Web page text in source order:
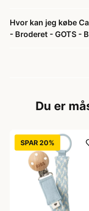
Hvor kan jeg købe
- Broderet - GOTS -
Du er
SPAR 20%